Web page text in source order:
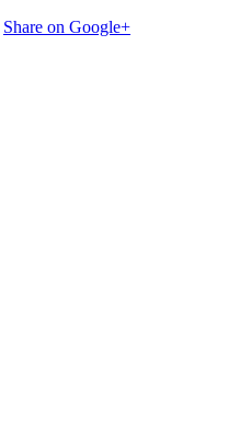
Share on Google+